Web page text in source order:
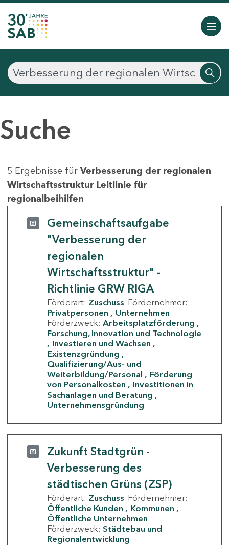
Suche
5 Ergebnisse für Verbesserung der regionalen
Wirtschaftsstruktur Leitlinie für
regionalbeihilfen
Gemeinschaftsaufgabe
"Verbesserung der
regionalen
Wirtschaftsstruktur" -
Richtlinie GRW RIGA
Förderart: Zuschuss Fördernehmer:
Privatpersonen
Unternehmen
Förderzweck: Arbeitsplatzförderung
Forschung, Innovation und Technologie
Investieren und Wachsen
Existenzgründung
Qualifizierung/Aus- und
Weiterbildung/Personal
Förderung
von Personalkosten
Investitionen in
Sachanlagen und Beratung
Unternehmensgründung
Zukunft Stadtgrün -
Verbesserung des
städtischen Grüns (ZSP)
Förderart: Zuschuss Fördernehmer:
Öffentliche Kunden
Kommunen
Öffentliche Unternehmen
Förderzweck: Städtebau und
Regionalentwicklung